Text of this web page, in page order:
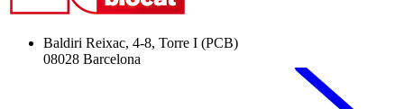
Baldiri Reixac, 4-8, Torre I (PCB)
08028 Barcelona